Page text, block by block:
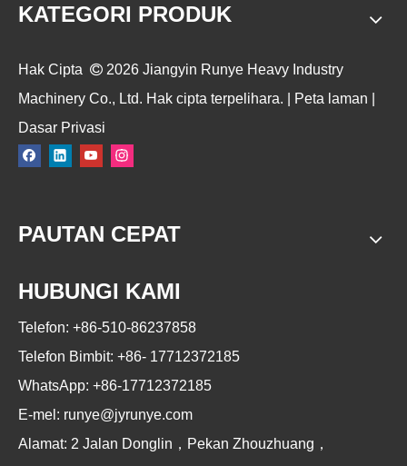
KATEGORI PRODUK
Hak Cipta  2026 Jiangyin Runye Heavy Industry
Machinery Co., Ltd. Hak cipta terpelihara. |
Peta laman
Dasar Privasi
PAUTAN CEPAT
HUBUNGI KAMI
Telefon: +86-510-86237858
Telefon Bimbit: +86- 17712372185
WhatsApp: +86-17712372185
E-mel: runye@jyrunye.com
Alamat: 2 Jalan Donglin，Pekan Zhouzhuang，